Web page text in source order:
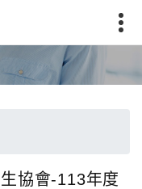
協會-113年度